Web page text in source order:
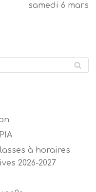
samedi 6 mars
à horaires
2026-2027